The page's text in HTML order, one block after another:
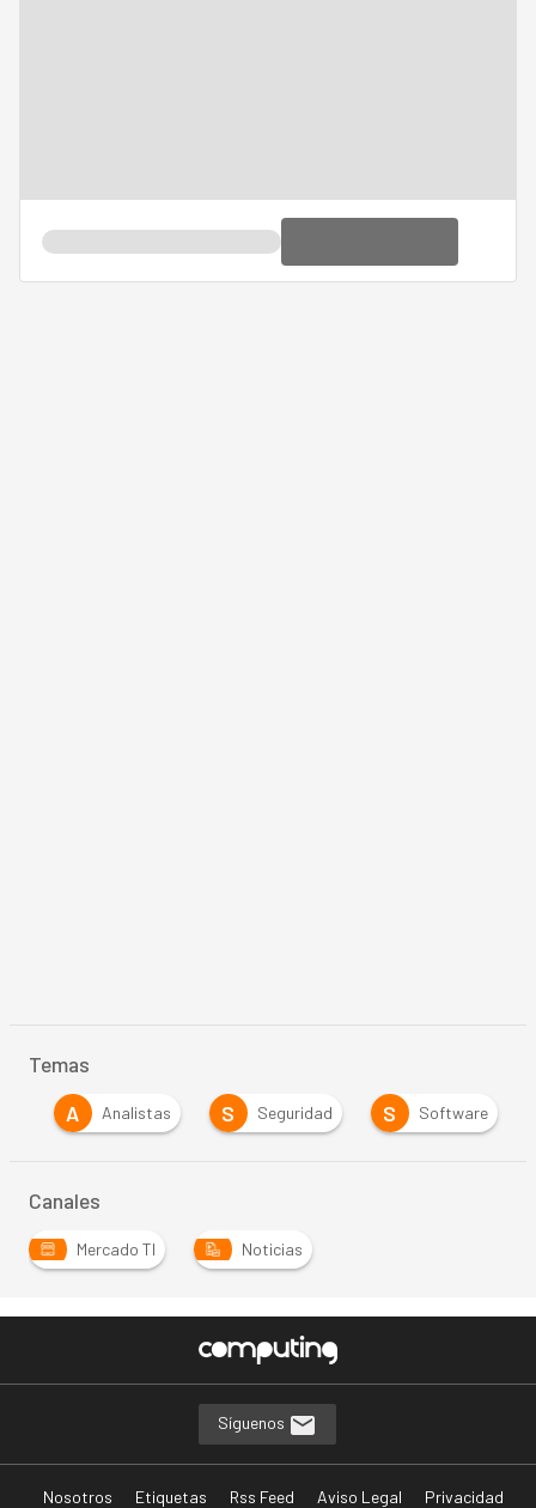
Temas
A Analistas S Seguridad S Software
Canales
Mercado TI Noticias
Síguenos
Nosotros Etiquetas Rss Feed Aviso Legal
Privacidad